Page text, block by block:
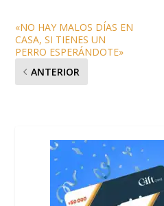
«NO HAY MALOS DÍAS EN
CASA, SI TIENES UN
PERRO ESPERÁNDOTE»
ANTERIOR